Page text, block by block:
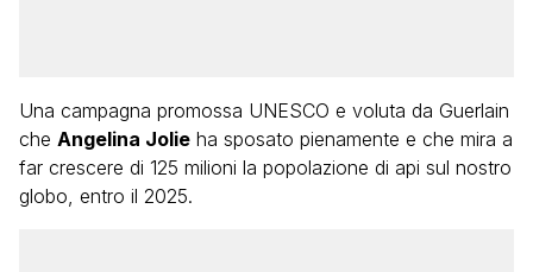
Una campagna promossa UNESCO e voluta da Guerlain
che Angelina Jolie ha sposato pienamente e che mira a
far crescere di 125 milioni la popolazione di api sul nostro
globo, entro il 2025.